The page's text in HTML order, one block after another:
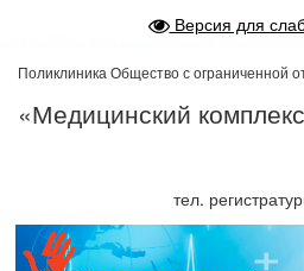
Версия для
Поликлиника Общество с ограниченной
«Медицинский
тел.